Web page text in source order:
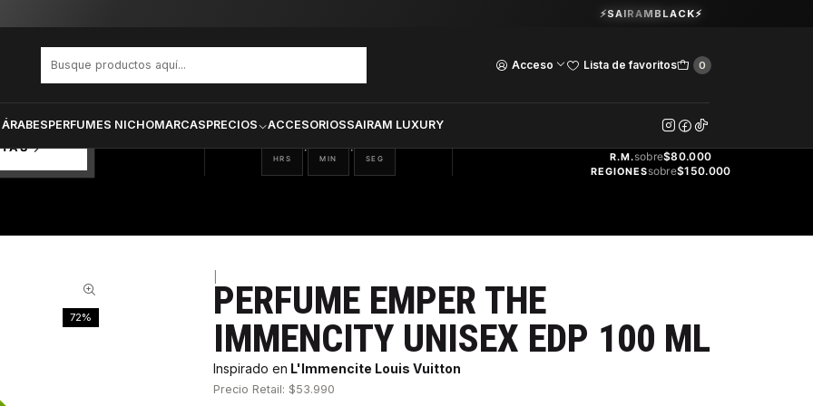
Acceso Lista de favoritos 0
PERFUMES NICHOMARCASPRECIOS ACCESORIOSSAIRAM LUXURY
Guardia Vieja 202. Oficina 102.Ver Horarios
⚡SAIRAMBLACK⚡
IMMENCITY UNISEX EDP 100 ML
06
HRS
: 20
MIN
: 54
SEG
GRATIS
R.M.sobre$80.000
REGIONESsobre$150.000
72%
PERFUME EMPER THE
IMMENCITY UNISEX EDP 100 ML
Inspirado en L'Immencite Louis Vuitton
Precio Retail: $53.990